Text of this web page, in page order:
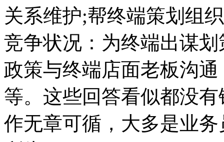
关系维护;帮终端策划组
竞争状况：为终端出谋
政策与终端店面老板沟
等。这些回答看似都没
作无章可循，大多是业